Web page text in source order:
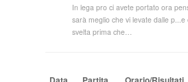
In lega pro ci avete portato ora
sarà meglio che vi levate dalle p...e
svelta prima che…